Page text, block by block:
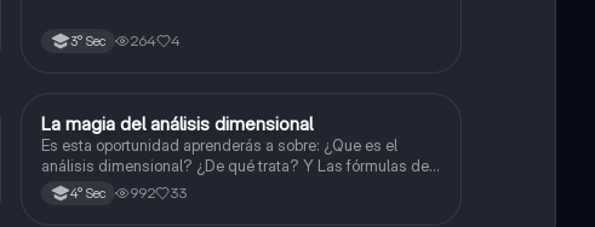
3° Sec 264 4
Física
La magia del análisis dimensional
Es esta oportunidad aprenderás a sobre: ¿Que es el
análisis dimensional? ¿De qué trata? Y Las fórmulas de
las magnitudes fundamentales y derivadas.
4° Sec 992 33